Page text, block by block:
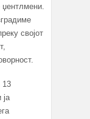
џентлмени.
својот
13